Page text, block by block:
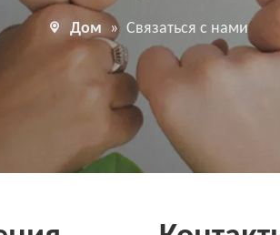
Дом » Связаться с нами